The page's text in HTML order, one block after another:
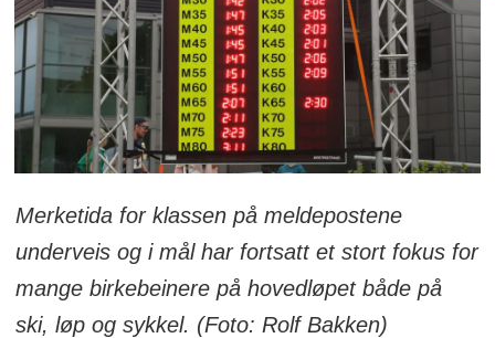
Merketida for klassen på meldepostene
underveis og i mål har fortsatt et stort fokus for
mange birkebeinere på hovedløpet både på
ski, løp og sykkel. (Foto: Rolf Bakken)